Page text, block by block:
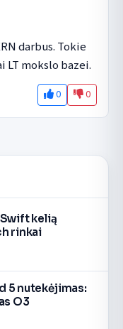
darbus. Tokie
mokslo bazei.
0 0
kelią
rinkai
5 nutekėjimas:
O3